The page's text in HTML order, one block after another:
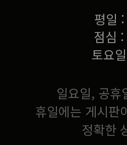
평일
점심
토요
일요일, 공휴
휴일에는 게시판
정확한